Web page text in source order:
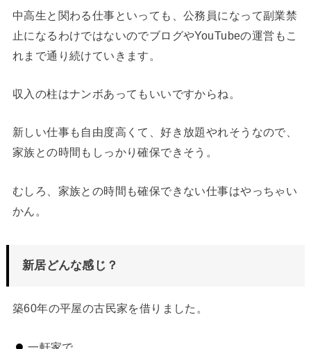
中高生と関わる仕事といっても、公務員になって副業禁
止になるわけではないのでブログやYouTubeの運営もこ
れまで通り続けていきます。
収入の柱はナンボあってもいいですからね。
新しい仕事も自由度高くて、好き放題やれそうなので、
家族との時間もしっかり確保できそう。
むしろ、家族との時間も確保できない仕事はやっちゃい
かん。
新居どんな感じ？
築60年の平屋の古民家を借りました。